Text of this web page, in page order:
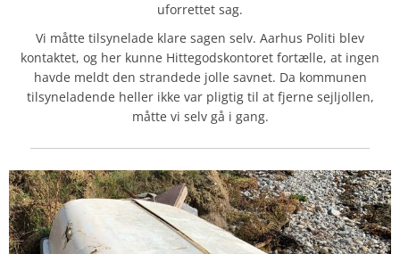
uforrettet sag.
Vi måtte tilsynelade klare sagen selv. Aarhus Politi blev
kontaktet, og her kunne Hittegodskontoret fortælle, at ingen
havde meldt den strandede jolle savnet. Da kommunen
tilsyneladende heller ikke var pligtig til at fjerne sejljollen,
måtte vi selv gå i gang.